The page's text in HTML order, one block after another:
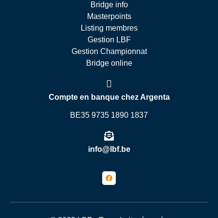
Bridge info
Masterpoints
Listing membres
Gestion LBF
Gestion Championnat
Bridge online
Compte en banque chez Argenta
BE35 9735 1890 1837
info@lbf.be